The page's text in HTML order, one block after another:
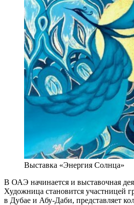
Выставка «Энергия Солнца»
В ОАЭ начинается и выставочная
Художница становится участницей
в Дубае и Абу-Даби, представляет